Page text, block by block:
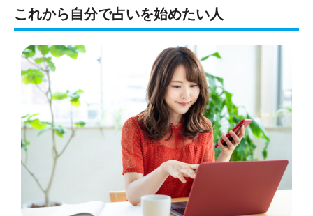
これから自分で占いを始めたい人